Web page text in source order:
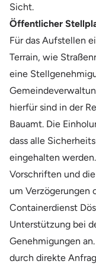
Sicht.
Öffentlicher
Für das Aufstellen
Terrain, wie
eine
hierfür sind in der
Bauamt. Die
dass alle
eingehalten
Vorschriften und
um Verzögerungen
Containerdienst
Unterstützung bei
Genehmigungen
durch direkte